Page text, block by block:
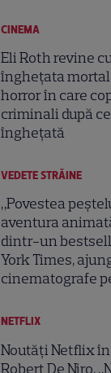
CINEMA
Eli Roth revine
înghețata
horror în care
criminali după
înghețată
VEDETE STRĂINE
„Povestea
aventura
dintr-un
York Times,
cinematografe
NETFLIX
Noutăți Netflix
Robert De Niro,